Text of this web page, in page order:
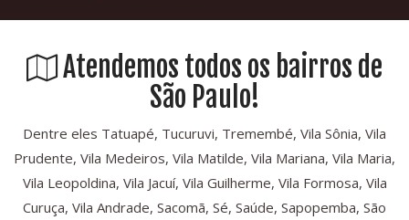
Atendemos todos os bairros de
São Paulo!
Dentre eles Tatuapé, Tucuruvi, Tremembé, Vila Sônia, Vila
Prudente, Vila Medeiros, Vila Matilde, Vila Mariana, Vila Maria,
Vila Leopoldina, Vila Jacuí, Vila Guilherme, Vila Formosa, Vila
Curuça, Vila Andrade, Sacomã, Sé, Saúde, Sapopemba, São